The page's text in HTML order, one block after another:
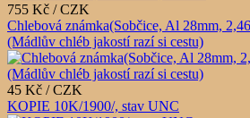
755 Kč / CZK
Chlebová známka(Sobčice, Al 28mm,
(Mádlův chléb jakostí razí si cestu)
45 Kč / CZK
KOPIE 10K/1900/, stav UNC